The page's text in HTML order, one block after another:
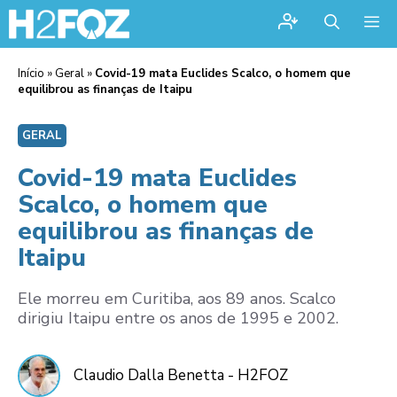
Início » Geral » Covid-19 mata Euclides Scalco, o homem que
equilibrou as finanças de Itaipu
GERAL
Covid-19 mata Euclides
Scalco, o homem que
equilibrou as finanças de
Itaipu
Ele morreu em Curitiba, aos 89 anos. Scalco
dirigiu Itaipu entre os anos de 1995 e 2002.
Claudio Dalla Benetta - H2FOZ